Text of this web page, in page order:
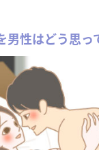
男性はどう思っ